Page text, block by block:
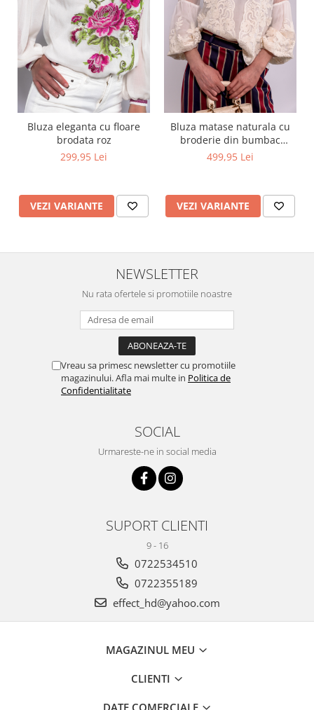
Bluza eleganta cu floare
brodata roz
299,95 Lei
VEZI VARIANTE
Bluza matase naturala cu
broderie din bumbac
captusita cu vascoza 100%
499,95 Lei
VEZI VARIANTE
NEWSLETTER
Nu rata ofertele si promotiile noastre
Vreau sa primesc newsletter cu promotiile
magazinului. Afla mai multe in Politica de
Confidentialitate
SOCIAL
Urmareste-ne in social media
SUPORT CLIENTI
9 - 16
0722534510
0722355189
effect_hd@yahoo.com
MAGAZINUL MEU
CLIENTI
DATE COMERCIALE